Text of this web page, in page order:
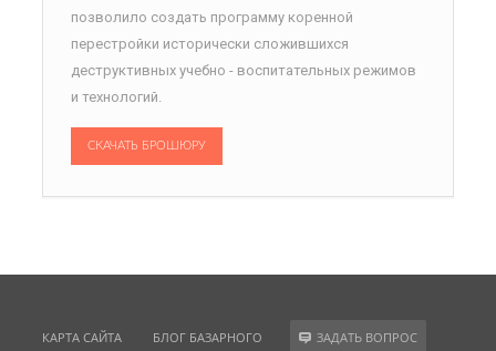
позволило создать программу коренной
перестройки исторически сложившихся
деструктивных учебно - воспитательных режимов
и технологий.
СКАЧАТЬ БРОШЮРУ
КАРТА САЙТА БЛОГ БАЗАРНОГО ЗАДАТЬ ВОПРОС